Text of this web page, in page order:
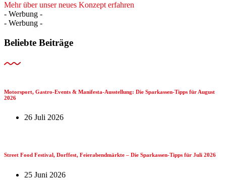
Mehr über unser neues Konzept erfahren
- Werbung -
- Werbung -
Beliebte Beiträge
Motorsport, Gastro-Events & Manifesta-Ausstellung: Die Sparkassen-Tipps für August
2026
26 Juli 2026
Street Food Festival, Dorffest, Feierabendmärkte – Die Sparkassen-Tipps für Juli 2026
25 Juni 2026